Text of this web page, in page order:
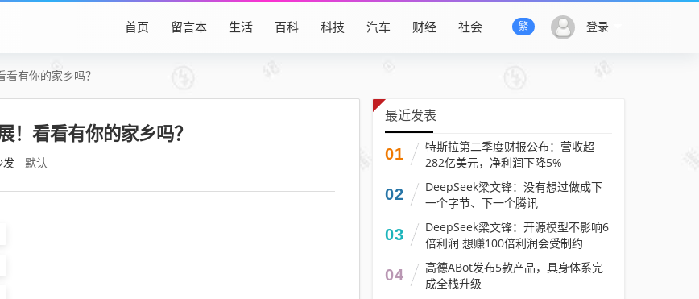
登录
繁
首页 留言本 生活 百科 科技 汽车 财经 社会
有你的家乡吗？
！看看有你的家乡吗？
发 默认
最近发表
01
特斯拉第二季度财报公布：营收超
282亿美元，净利润下降5%
02
DeepSeek梁文锋：没有想过做成下
一个字节、下一个腾讯
03
DeepSeek梁文锋：开源模型不影响6
倍利润 想赚100倍利润会受制约
04
高德ABot发布5款产品，具身体系完
成全栈升级